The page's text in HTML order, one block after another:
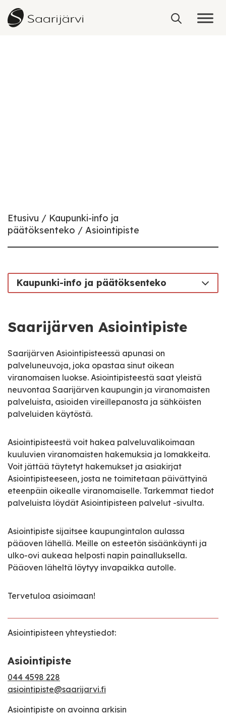
Skip to content
Etusivu
Kaupunki-info ja
päätöksenteko
Asiointipiste
Kaupunki-info ja päätöksenteko
Saarijärven Asiointipiste
Saarijärven Asiointipisteessä apunasi on
palveluneuvoja, joka opastaa sinut oikean
viranomaisen luokse. Asiointipisteestä saat yleistä
neuvontaa Saarijärven kaupungin ja viranomaisten
palveluista, asioiden vireillepanosta ja sähköisten
palveluiden käytöstä.
Asiointipisteestä voit hakea palveluvalikoimaan
kuuluvien viranomaisten hakemuksia ja lomakkeita.
Voit jättää täytetyt hakemukset ja asiakirjat
Asiointipisteeseen, josta ne toimitetaan päivättyinä
eteenpäin oikealle viranomaiselle. Tarkemmat tiedot
palveluista löydät Asiointipisteen palvelut -sivulta.
Asiointipiste sijaitsee kaupungintalon aulassa
pääoven lähellä. Meille on esteetön sisäänkäynti ja
ulko-ovi aukeaa helposti napin painalluksella.
Pääoven läheltä löytyy invapaikka autolle.
Tervetuloa asioimaan!
Asiointipisteen yhteystiedot:
Asiointipiste
044 4598 228
asiointipiste@saarijarvi.fi
Asiointipiste on avoinna arkisin